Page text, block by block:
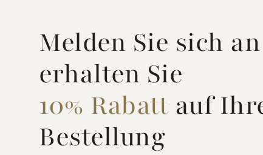
Melden Sie sich
erhalten Sie
10% Rabattauf
Bestellung